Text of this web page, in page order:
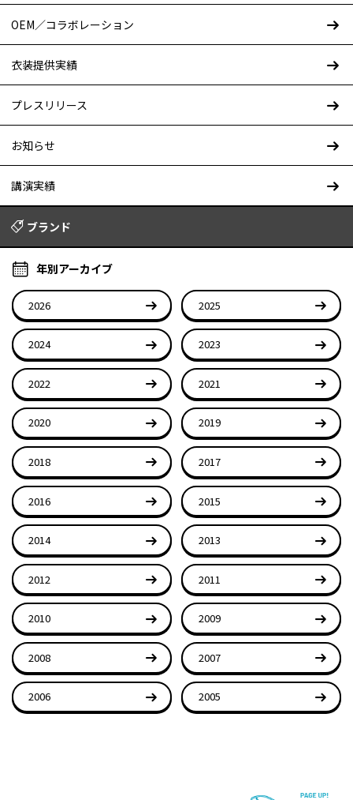
OEM／コラボレーション
衣装提供実績
プレスリリース
お知らせ
講演実績
ブランド
年別アーカイブ
2026 2025
2024 2023
2022 2021
2020 2019
2018 2017
2016 2015
2014 2013
2012 2011
2010 2009
2008 2007
2006 2005